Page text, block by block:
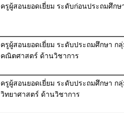
ครูผู้สอนยอดเยี่ยม ระดับก่อนประถมศึก
ครูผู้สอนยอดเยี่ยม ระดับประถมศึกษา ก
คณิตศาสตร์ ด้านวิชาการ
ครูผู้สอนยอดเยี่ยม ระดับประถมศึกษา ก
วิทยาศาสตร์ ด้านวิชาการ